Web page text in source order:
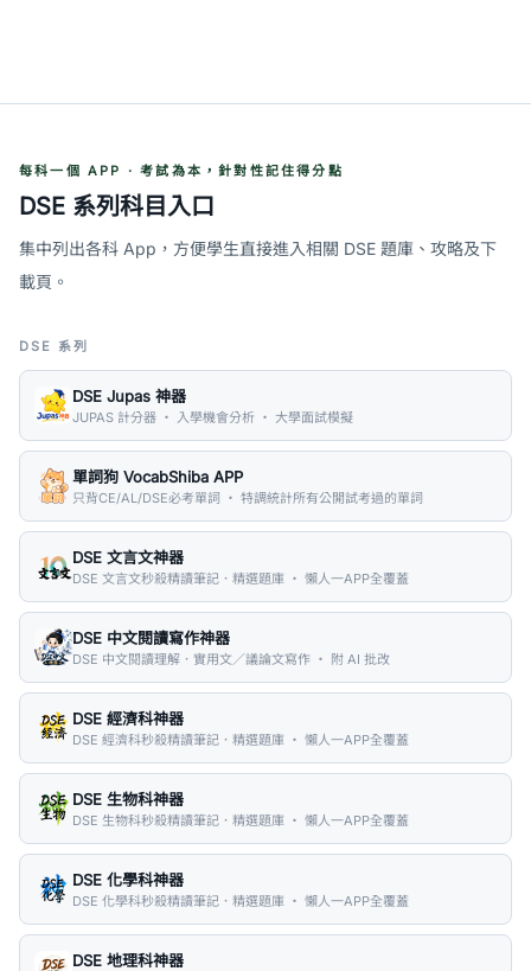
每科一個 APP · 考試為本，針對性記住得分點
DSE 系列科目入口
集中列出各科 App，方便學生直接進入相關 DSE 題庫、攻略及下
載頁。
DSE 系列
DSE Jupas 神器
JUPAS 計分器 ・ 入學機會分析 ・ 大學面試模擬
單詞狗 VocabShiba APP
只背CE/AL/DSE必考單詞 ・ 特調統計所有公開試考過的單詞
DSE 文言文神器
DSE 文言文秒殺精讀筆記．精選題庫 ・ 懶人一APP全覆蓋
DSE 中文閱讀寫作神器
DSE 中文閱讀理解．實用文／議論文寫作 ・ 附 AI 批改
DSE 經濟科神器
DSE 經濟科秒殺精讀筆記．精選題庫 ・ 懶人一APP全覆蓋
DSE 生物科神器
DSE 生物科秒殺精讀筆記．精選題庫 ・ 懶人一APP全覆蓋
DSE 化學科神器
DSE 化學科秒殺精讀筆記．精選題庫 ・ 懶人一APP全覆蓋
DSE 地理科神器